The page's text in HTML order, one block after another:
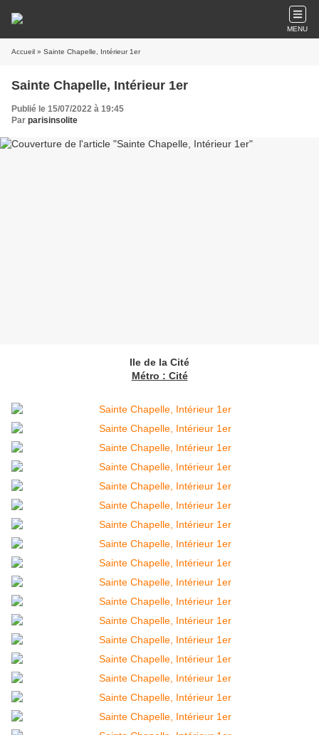
MENU
Accueil » Sainte Chapelle, Intérieur 1er
Sainte Chapelle, Intérieur 1er
Publié le 15/07/2022 à 19:45
Par parisinsolite
Ile de la Cité
Métro : Cité